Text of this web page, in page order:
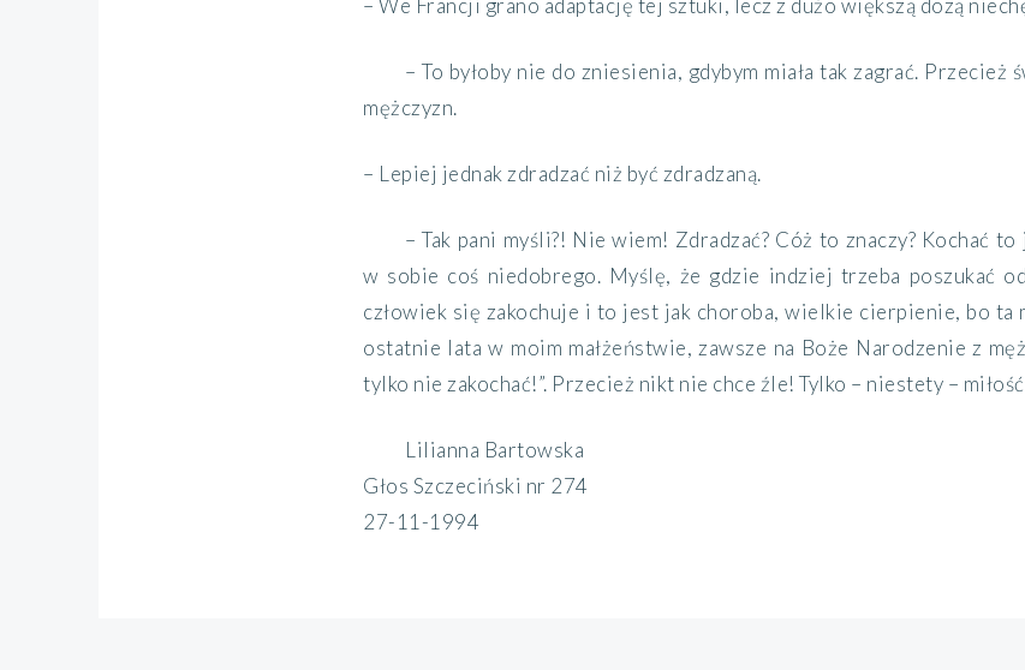
– We Francji grano adaptację tej sztuki, lecz z dużo większą dozą
– To byłoby nie do zniesienia, gdybym miała tak zagrać.
mężczyzn.
– Lepiej jednak zdradzać niż być zdradzaną.
– Tak pani myśli?! Nie wiem! Zdradzać? Cóż to znaczy? Kochać
w sobie coś niedobrego. Myślę, że gdzie indziej trzeba poszukać
człowiek się zakochuje i to jest jak choroba, wielkie cierpienie, bo ta
ostatnie lata w moim małżeństwie, zawsze na Boże Narodzenie z
tylko nie zakochać!”. Przecież nikt nie chce źle! Tylko – niestety –
Lilianna Bartowska
Głos Szczeciński nr 274
27-11-1994